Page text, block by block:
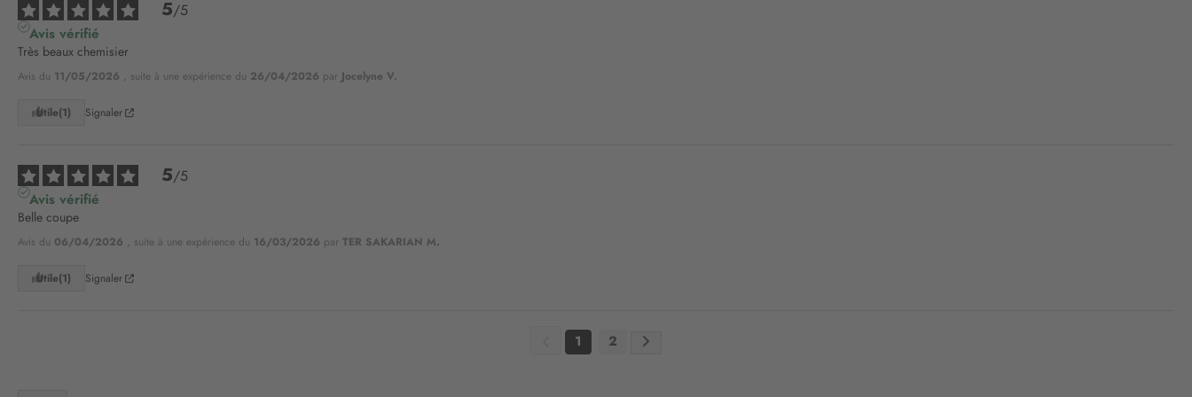
5/5
Avis vérifié
Très beaux chemisier
Avis du 11/05/2026 , suite à une expérience du 26/04/2026 par Jocelyne V.
Utile(1) Signaler
5/5
Avis vérifié
Belle coupe
Avis du 06/04/2026 , suite à une expérience du 16/03/2026 par TER SAKARIAN M.
Utile(1) Signaler
1 2